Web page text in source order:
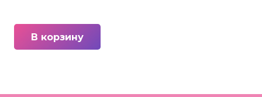
В корзину